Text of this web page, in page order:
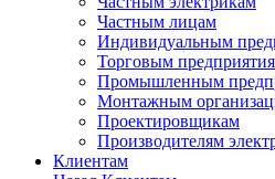
Частным лицам
Индивидуальным
Торговым
Промышленным
Монтажным
Проектировщикам
Производителям
Клиентам